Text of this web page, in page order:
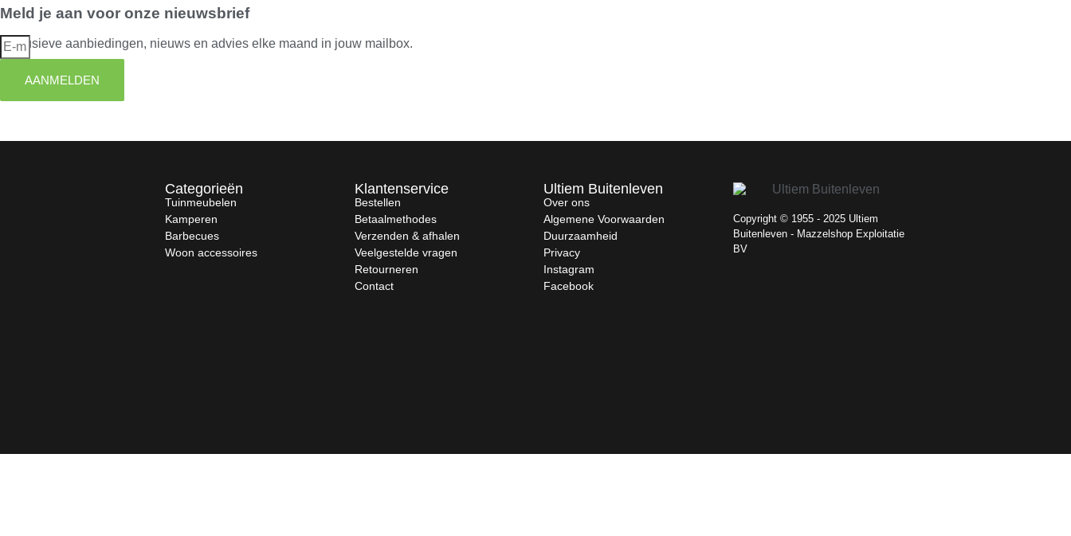
Meld je aan voor onze nieuwsbrief
Exclusieve aanbiedingen, nieuws en advies elke maand in jouw mailbox.
AANMELDEN
Categorieën
Tuinmeubelen
Kamperen
Barbecues
Woon accessoires
Klantenservice
Bestellen
Betaalmethodes
Verzenden & afhalen
Veelgestelde vragen
Retourneren
Contact
Ultiem Buitenleven
Over ons
Algemene Voorwaarden
Duurzaamheid
Privacy
Instagram
Facebook
Copyright © 1955 - 2025 Ultiem
Buitenleven - Mazzelshop Exploitatie
BV